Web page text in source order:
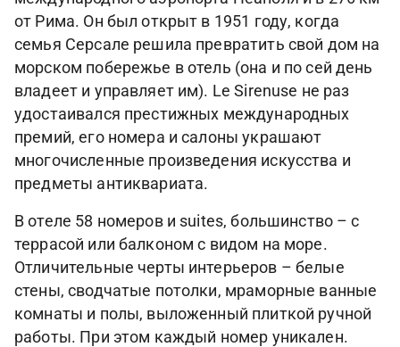
от Рима. Он был открыт в 1951 году, когда
семья Серсале решила превратить свой дом на
морcком побережье в отель (она и по сей день
владеет и управляет им). Le Sirenuse не раз
удостаивался престижных международных
премий, его номера и салоны украшают
многочисленные произведения искусства и
предметы антиквариата.
В отеле 58 номеров и suites, большинство – с
террасой или балконом с видом на море.
Отличительные черты интерьеров – белые
стены, сводчатые потолки, мраморные ванные
комнаты и полы, выложенный плиткой ручной
работы. При этом каждый номер уникален.